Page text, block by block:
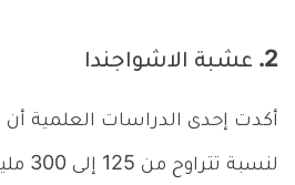
2. عشبة الاشواجندا
أكدت إحدى الدراسات العلمية أن
لنسبة تتراوح من 125 إلى 300 مليجرام من